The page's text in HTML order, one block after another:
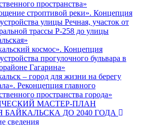
пространства»
строптивой реки». Концепция
улицы Речная, участок от
трассы Р-258 до улицы
космос». Концепция
прогулочного бульвара в
Гагарина»
– город для жизни на берегу
Реконцепция главного
пространства города»
МАСТЕР-ПЛАН
БАЙКАЛЬСКА ДО 2040 ГОДА
сведения